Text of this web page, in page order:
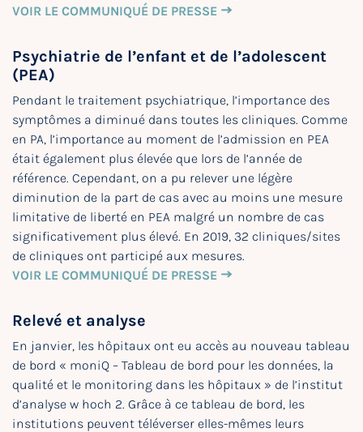
VOIR LE COMMUNIQUÉ DE PRESSE
Psychiatrie de l’enfant et de l’adolescent
(PEA)
Pendant le traitement psychiatrique, l’importance des
symptômes a diminué dans toutes les cliniques. Comme
en PA, l’importance au moment de l’admission en PEA
était également plus élevée que lors de l’année de
référence. Cependant, on a pu relever une légère
diminution de la part de cas avec au moins une mesure
limitative de liberté en PEA malgré un nombre de cas
significativement plus élevé. En 2019, 32 cliniques/sites
de cliniques ont participé aux mesures.
VOIR LE COMMUNIQUÉ DE PRESSE
Relevé et analyse
En janvier, les hôpitaux ont eu accès au nouveau tableau
de bord « moniQ – Tableau de bord pour les données, la
qualité et le monitoring dans les hôpitaux » de l’institut
d’analyse w hoch 2. Grâce à ce tableau de bord, les
institutions peuvent téléverser elles-mêmes leurs